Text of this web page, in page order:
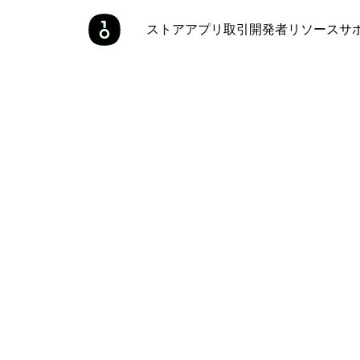
ストアアプリ 取引 開発者リソースサ